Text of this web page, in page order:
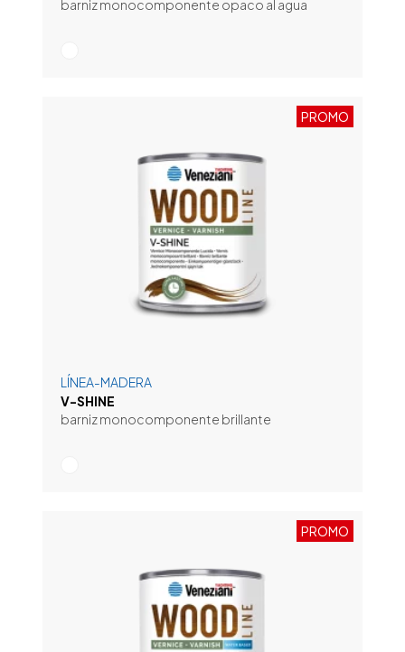
barniz monocomponente opaco al agua
PROMO
LÍNEA-MADERA
V-SHINE
barniz monocomponente brillante
PROMO